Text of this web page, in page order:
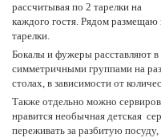
рассчитывая по 2 тарелки на
каждого гостя. Рядом
тарелки.
Бокалы и фужеры расставляют
симметричными группами на
столах, в зависимости от
Также отдельно можно
нравится необычная детская
переживать за разбитую